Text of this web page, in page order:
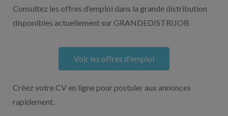
Consultez les offres d’emploi dans la grande distribution
disponibles actuellement sur GRANDEDISTRIJOB
Voir les offres d'emploi
Créez votre CV en ligne pour postuler aux annonces
rapidement.